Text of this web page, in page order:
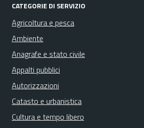
CATEGORIE DI SERVIZIO
Agricoltura e pesca
Ambiente
Anagrafe e stato civile
Appalti pubblici
Autorizzazioni
Catasto e urbanistica
Cultura e tempo libero